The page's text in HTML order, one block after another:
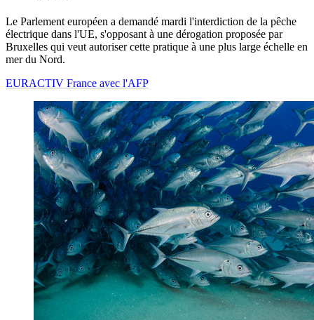
Le Parlement européen a demandé mardi l'interdiction de la pêche
électrique dans l'UE, s'opposant à une dérogation proposée par
Bruxelles qui veut autoriser cette pratique à une plus large échelle en
mer du Nord.
EURACTIV France avec l'AFP